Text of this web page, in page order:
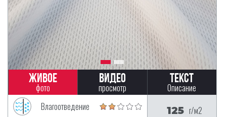
Живое
фото
Видео
просмотр
Текст
Описание
Влагоотведение
125 г/м2